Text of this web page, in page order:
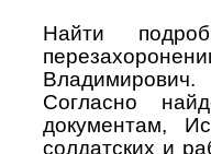
Найти
Владимирович.
Согласно
документам,
солдатских и